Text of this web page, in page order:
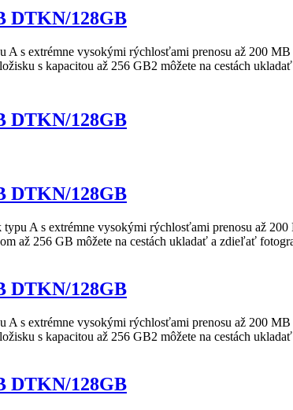
DTKN/128GB
A s extrémne vysokými rýchlosťami prenosu až 200
s kapacitou až 256 GB2 môžete na cestách
DTKN/128GB
DTKN/128GB
A s extrémne vysokými rýchlosťami prenosu až
až 256 GB môžete na cestách ukladať a zdieľať
DTKN/128GB
A s extrémne vysokými rýchlosťami prenosu až 200
s kapacitou až 256 GB2 môžete na cestách
DTKN/128GB